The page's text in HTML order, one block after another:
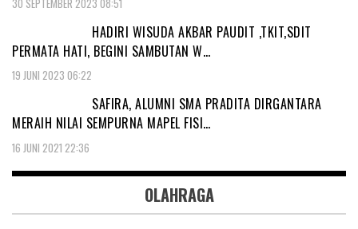
HADIRI WISUDA AKBAR PAUDIT ,TKIT,SDIT
PERMATA HATI, BEGINI SAMBUTAN W…
19 JUNI 2023 06:22
SAFIRA, ALUMNI SMA PRADITA DIRGANTARA
MERAIH NILAI SEMPURNA MAPEL FISI…
16 JUNI 2021 22:36
OLAHRAGA